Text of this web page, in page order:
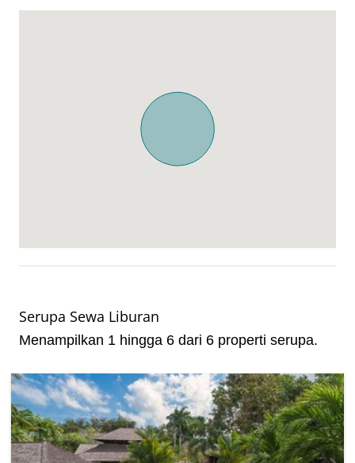
Serupa Sewa Liburan
Menampilkan 1 hingga 6 dari 6 properti serupa.